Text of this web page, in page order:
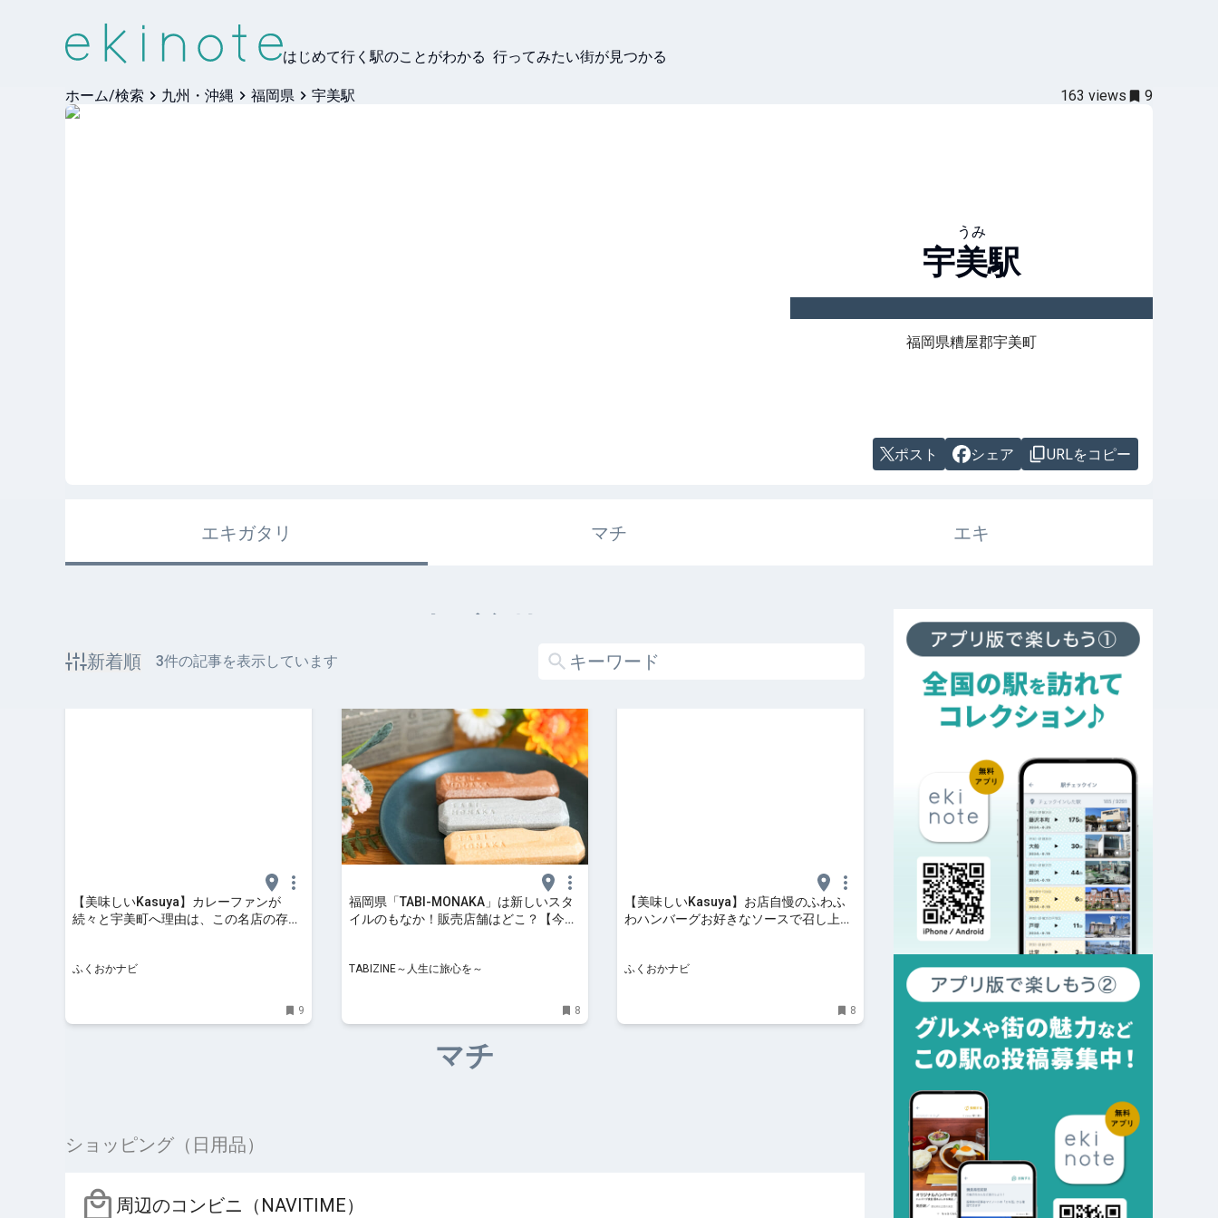
はじめて行く駅のことがわかる 行ってみたい街が見つかる
ホーム/検索 九州・沖縄 福岡県 宇美駅 163 views 9
うみ
宇美駅
福岡県糟屋郡宇美町
ポスト シェア URLをコピー
エキガタリ マチ エキ
エキガタリ
新着順 3件の記事を表示しています
【美味しいKasuya】カレーファンが
続々と宇美町へ理由は、この名店の存在
ふくおかナビ
9
福岡県「TABI-MONAKA」は新しいスタ
イルのもなか！販売店舗はどこ？【今買
TABIZINE～人生に旅心を～
8
【美味しいKasuya】お店自慢のふわふ
わハンバーグお好きなソースで召し上が
ふくおかナビ
8
マチ
ショッピング（日用品）
周辺のコンビニ（NAVITIME）